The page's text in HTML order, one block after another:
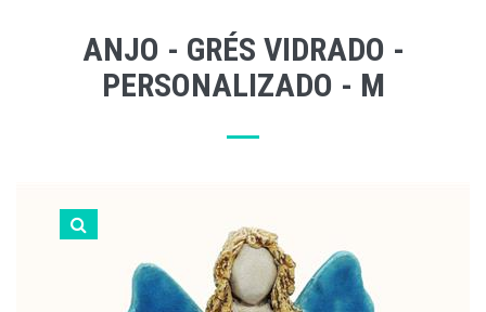
ANJO - GRÉS VIDRADO -
PERSONALIZADO - M